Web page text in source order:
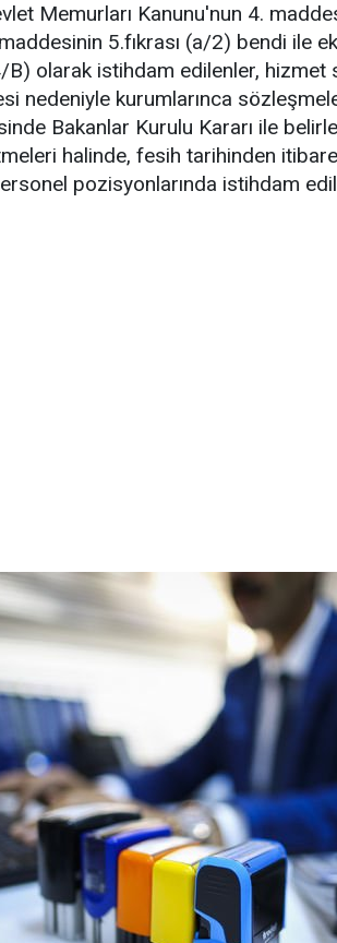
Memurları Kanunu'nun 4.
5.fıkrası (a/2) bendi ile
olarak istihdam edilenler, hizmet
nedeniyle kurumlarınca
Bakanlar Kurulu Kararı ile
halinde, fesih tarihinden
pozisyonlarında istihdam